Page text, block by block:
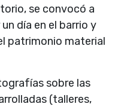
se convocó a
día en el barrio y
patrimonio material
sobre las
(talleres,